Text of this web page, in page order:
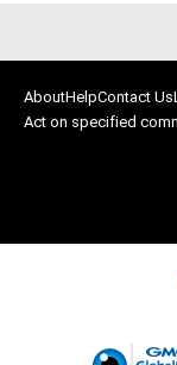
50ユニットをノミ
11月5，6日にモ
パーGT第8戦で先
行い、上位20名が
ロン2023のメイ
AboutHelpContact Us
Act on specified